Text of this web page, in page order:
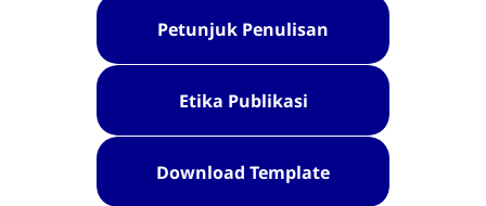
Petunjuk Penulisan
Etika Publikasi
Download Template